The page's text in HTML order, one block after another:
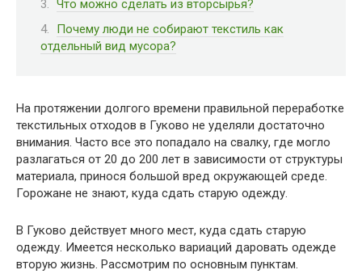
Что можно сделать из вторсырья?
Почему люди не собирают текстиль как
отдельный вид мусора?
На протяжении долгого времени правильной переработке
текстильных отходов в Гуково не уделяли достаточно
внимания. Часто все это попадало на свалку, где могло
разлагаться от 20 до 200 лет в зависимости от структуры
материала, принося большой вред окружающей среде.
Горожане не знают, куда сдать старую одежду.
В Гуково действует много мест, куда сдать старую
одежду. Имеется несколько вариаций даровать одежде
вторую жизнь. Рассмотрим по основным пунктам.